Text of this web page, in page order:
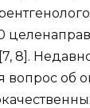
8].
вопрос об